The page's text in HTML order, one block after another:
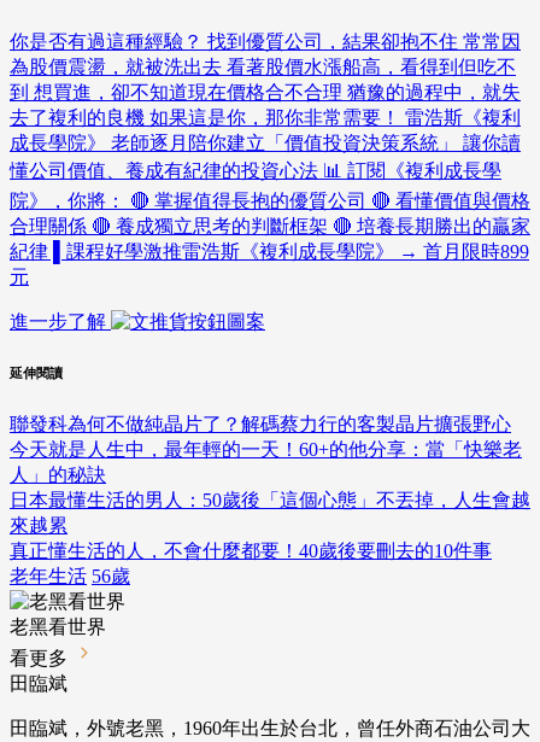
你是否有過這種經驗？ 找到優質公司，結果卻抱不住 常常因
為股價震盪，就被洗出去 看著股價水漲船高，看得到但吃不
到 想買進，卻不知道現在價格合不合理 猶豫的過程中，就失
去了複利的良機 如果這是你，那你非常需要！ 雷浩斯《複利
成長學院》 老師逐月陪你建立「價值投資決策系統」 讓你讀
懂公司價值、養成有紀律的投資心法 📊 訂閱《複利成長學
院》，你將： 🔴 掌握值得長抱的優質公司 🔴 看懂價值與價格
合理關係 🔴 養成獨立思考的判斷框架 🔴 培養長期勝出的贏家
紀律 ▌課程好學激推雷浩斯《複利成長學院》 → 首月限時899
元
進一步了解
延伸閱讀
聯發科為何不做純晶片了？解碼蔡力行的客製晶片擴張野心
今天就是人生中，最年輕的一天！60+的他分享：當「快樂老
人」的秘訣
日本最懂生活的男人：50歲後「這個心態」不丟掉，人生會越
來越累
真正懂生活的人，不會什麼都要！40歲後要刪去的10件事
老年生活 56歲
老黑看世界
看更多
田臨斌
田臨斌，外號老黑，1960年出生於台北，曾任外商石油公司大